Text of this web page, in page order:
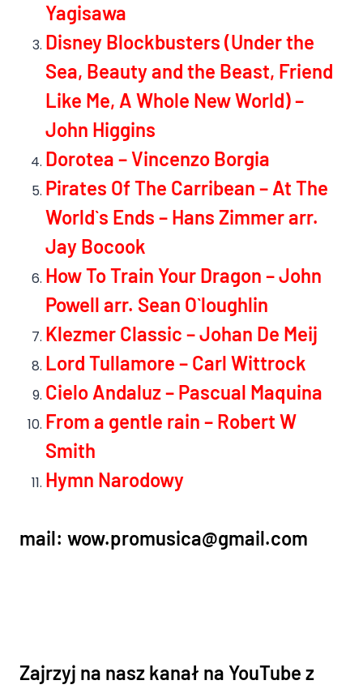
Yagisawa
Disney Blockbusters (Under the
Sea, Beauty and the Beast, Friend
Like Me, A Whole New World) –
John Higgins
Dorotea – Vincenzo Borgia
Pirates Of The Carribean – At The
World`s Ends – Hans Zimmer arr.
Jay Bocook
How To Train Your Dragon – John
Powell arr. Sean O`loughlin
Klezmer Classic – Johan De Meij
Lord Tullamore – Carl Wittrock
Cielo Andaluz – Pascual Maquina
From a gentle rain – Robert W
Smith
Hymn Narodowy
mail: wow.promusica@gmail.com
Zajrzyj na nasz kanał na YouTube z